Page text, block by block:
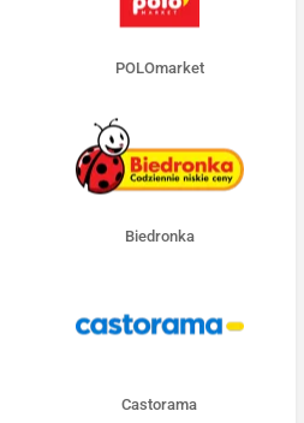
POLOmarket
Biedronka
Castorama